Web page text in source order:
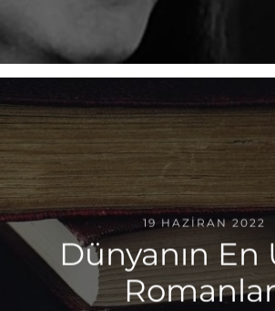
19 HAZIRAN 2022
Dünyanın En